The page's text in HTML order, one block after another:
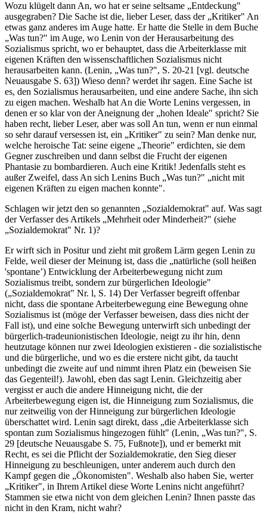
Wozu klügelt dann An, wo hat er seine seltsame „Entdeckung"
ausgegraben? Die Sache ist die, lieber Leser, dass der „Kritiker" An
etwas ganz anderes im Auge hatte. Er hatte die Stelle in dem Buche
„Was tun?" im Auge, wo Lenin von der Herausarbeitung des
Sozialismus spricht, wo er behauptet, dass die Arbeiterklasse mit
eigenen Kräften den wissenschaftlichen Sozialismus nicht
herausarbeiten kann. (Lenin, „Was tun?", S. 20-21 [vgl. deutsche
Neuausgabe S. 63]) Wieso denn? werdet ihr sagen. Eine Sache ist
es, den Sozialismus herausarbeiten, und eine andere Sache, ihn sich
zu eigen machen. Weshalb hat An die Worte Lenins vergessen, in
denen er so klar von der Aneignung der „hohen Ideale" spricht? Sie
haben recht, lieber Leser, aber was soll An tun, wenn er nun einmal
so sehr darauf versessen ist, ein „Kritiker" zu sein? Man denke nur,
welche heroische Tat: seine eigene „Theorie" erdichten, sie dem
Gegner zuschreiben und dann selbst die Frucht der eigenen
Phantasie zu bombardieren. Auch eine Kritik! Jedenfalls steht es
außer Zweifel, dass An sich Lenins Buch „Was tun?" „nicht mit
eigenen Kräften zu eigen machen konnte".
Schlagen wir jetzt den so genannten „Sozialdemokrat" auf. Was sagt
der Verfasser des Artikels „Mehrheit oder Minderheit?" (siehe
„Sozialdemokrat" Nr. 1)?
Er wirft sich in Positur und zieht mit großem Lärm gegen Lenin zu
Felde, weil dieser der Meinung ist, dass die „natürliche (soll heißen
'spontane’) Entwicklung der Arbeiterbewegung nicht zum
Sozialismus treibt, sondern zur bürgerlichen Ideologie"
(„Sozialdemokrat" Nr. l, S. 14) Der Verfasser begreift offenbar
nicht, dass die spontane Arbeiterbewegung eine Bewegung ohne
Sozialismus ist (möge der Verfasser beweisen, dass dies nicht der
Fall ist), und eine solche Bewegung unterwirft sich unbedingt der
bürgerlich-tradeunionistischen Ideologie, neigt zu ihr hin, denn
heutzutage können nur zwei Ideologien existieren - die sozialistische
und die bürgerliche, und wo es die erstere nicht gibt, da taucht
unbedingt die zweite auf und nimmt ihren Platz ein (beweisen Sie
das Gegenteil!). Jawohl, eben das sagt Lenin. Gleichzeitig aber
vergisst er auch die andere Hinneigung nicht, die der
Arbeiterbewegung eigen ist, die Hinneigung zum Sozialismus, die
nur zeitweilig von der Hinneigung zur bürgerlichen Ideologie
überschattet wird. Lenin sagt direkt, dass „die Arbeiterklasse sich
spontan zum Sozialismus hingezogen fühlt" (Lenin, „Was tun?", S.
29 [deutsche Neuausgabe S. 75, Fußnote]), und er bemerkt mit
Recht, es sei die Pflicht der Sozialdemokratie, den Sieg dieser
Hinneigung zu beschleunigen, unter anderem auch durch den
Kampf gegen die „Ökonomisten". Weshalb also haben Sie, werter
„Kritiker", in Ihrem Artikel diese Worte Lenins nicht angeführt?
Stammen sie etwa nicht von dem gleichen Lenin? Ihnen passte das
nicht in den Kram, nicht wahr?